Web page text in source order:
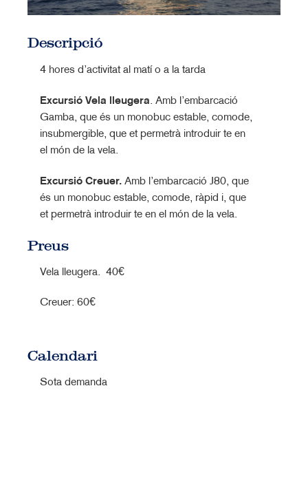
Descripció
4 hores d’activitat al matí o a la tarda
Excursió Vela lleugera. Amb l’embarcació
Gamba, que és un monobuc estable, comode,
insubmergible, que et permetrà introduir te en
el món de la vela.
Excursió Creuer. Amb l’embarcació J80, que
és un monobuc estable, comode, ràpid i, que
et permetrà introduir te en el món de la vela.
Preus
Vela lleugera. 40€
Creuer: 60€
Calendari
Sota demanda